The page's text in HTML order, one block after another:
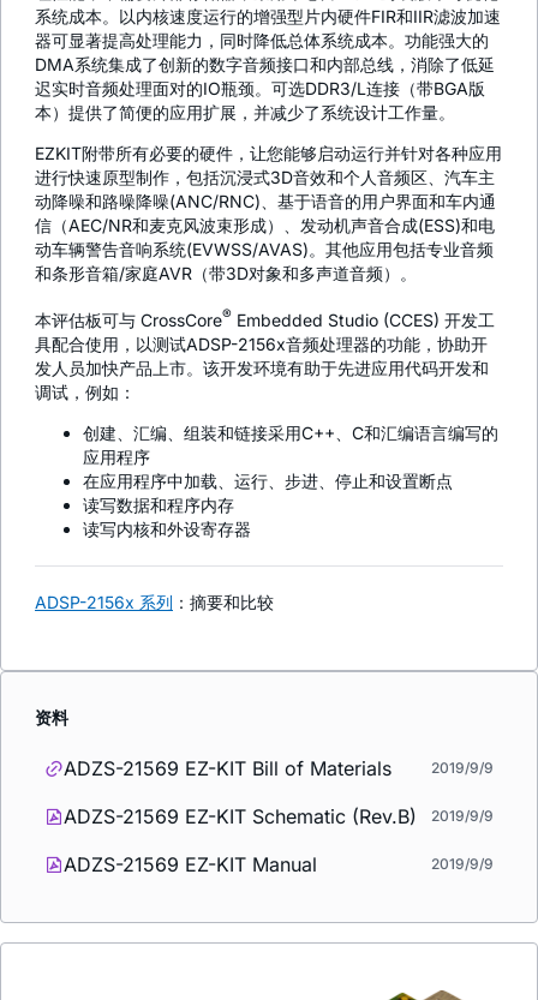
系统成本。以内核速度运行的增强型片内硬件FIR和IIR滤波加速
器可显著提高处理能力，同时降低总体系统成本。功能强大的
DMA系统集成了创新的数字音频接口和内部总线，消除了低延
迟实时音频处理面对的IO瓶颈。可选DDR3/L连接（带BGA版
本）提供了简便的应用扩展，并减少了系统设计工作量。
EZKIT附带所有必要的硬件，让您能够启动运行并针对各种应用
进行快速原型制作，包括沉浸式3D音效和个人音频区、汽车主
动降噪和路噪降噪(ANC/RNC)、基于语音的用户界面和车内通
信（AEC/NR和麦克风波束形成）、发动机声音合成(ESS)和电
动车辆警告音响系统(EVWSS/AVAS)。其他应用包括专业音频
和条形音箱/家庭AVR（带3D对象和多声道音频）。
本评估板可与 CrossCore® Embedded Studio (CCES) 开发工
具配合使用，以测试ADSP-2156x音频处理器的功能，协助开
发人员加快产品上市。该开发环境有助于先进应用代码开发和
调试，例如：
创建、汇编、组装和链接采用C++、C和汇编语言编写的
应用程序
在应用程序中加载、运行、步进、停止和设置断点
读写数据和程序内存
读写内核和外设寄存器
ADSP-2156x 系列 ：摘要和比较
资料
ADZS-21569 EZ-KIT Bill of Materials 2019/9/9
ADZS-21569 EZ-KIT Schematic (Rev.B) 2019/9/9
ADZS-21569 EZ-KIT Manual 2019/9/9